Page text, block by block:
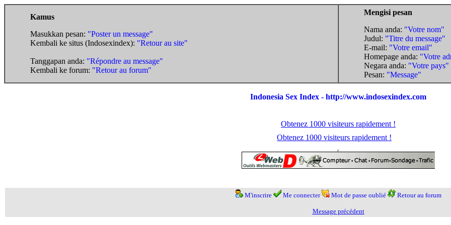
Kamus
Masukkan pesan: "Poster un message"
Kembali ke situs (Indosexindex): "Retour au site"
Tanggapan anda: "Répondre au message"
Kembali ke forum: "Retour au forum"
Mengisi pesan
Nama anda: "Votre nom"
Judul: "Titre du message"
E-mail: "Votre email"
Homepage anda: "Votre
Negara anda: "Votre pays"
Pesan: "Message"
Indonesia Sex Index - http://www.indosexindex.com
Obtenez 1000 visiteurs rapidement !
Obtenez 1000 visiteurs rapidement !
M'inscrire Me connecter Mot de passe oublié Retour au forum
Message précédent